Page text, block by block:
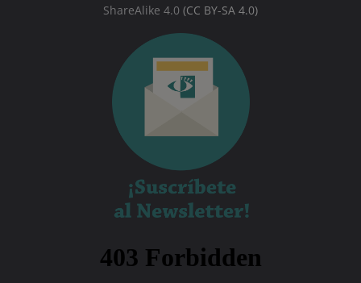
ShareAlike 4.0 (CC BY-SA 4.0)